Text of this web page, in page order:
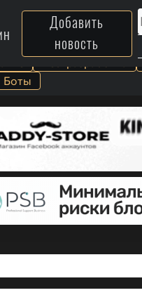
Добавить
новость
Боты